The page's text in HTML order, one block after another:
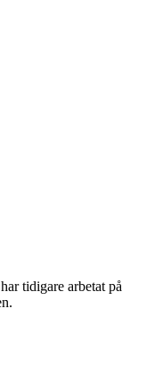
tidigare arbetat på